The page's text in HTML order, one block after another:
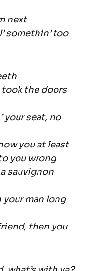
next
somethin’ too
the doors
your seat, no
you at least
you wrong
sauvignon
your man long
then you